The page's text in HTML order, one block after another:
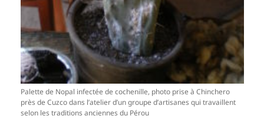
Palette de Nopal infectée de cochenille, photo prise à Chinchero
près de Cuzco dans l’atelier d’un groupe d’artisanes qui travaillent
selon les traditions anciennes du Pérou